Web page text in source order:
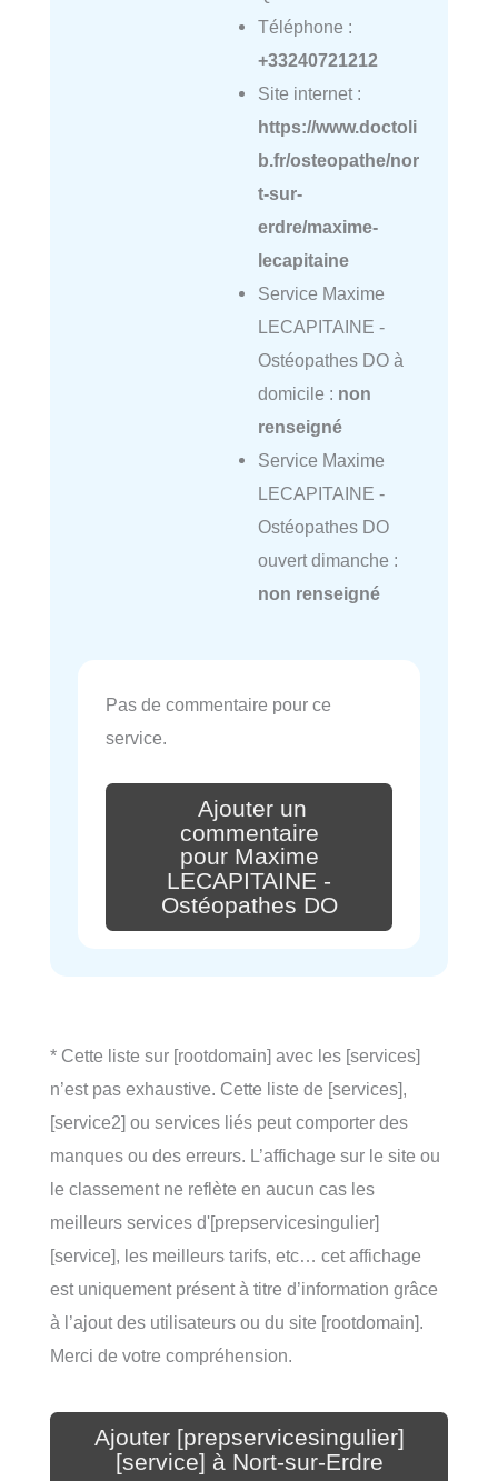
Téléphone :
+33240721212
Site internet :
https://www.doctoli
b.fr/osteopathe/nor
t-sur-
erdre/maxime-
lecapitaine
Service Maxime
LECAPITAINE -
Ostéopathes DO à
domicile : non
renseigné
Service Maxime
LECAPITAINE -
Ostéopathes DO
ouvert dimanche :
non renseigné
Pas de commentaire pour ce
service.
Ajouter un
commentaire
pour Maxime
LECAPITAINE -
Ostéopathes DO
* Cette liste sur [rootdomain] avec les [services]
n’est pas exhaustive. Cette liste de [services],
[service2] ou services liés peut comporter des
manques ou des erreurs. L’affichage sur le site ou
le classement ne reflète en aucun cas les
meilleurs services d'[prepservicesingulier]
[service], les meilleurs tarifs, etc… cet affichage
est uniquement présent à titre d’information grâce
à l’ajout des utilisateurs ou du site [rootdomain].
Merci de votre compréhension.
Ajouter [prepservicesingulier]
[service] à Nort-sur-Erdre